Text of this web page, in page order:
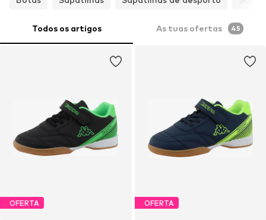
Todos os artigos As tuas ofertas 45
OFERTA OFERTA